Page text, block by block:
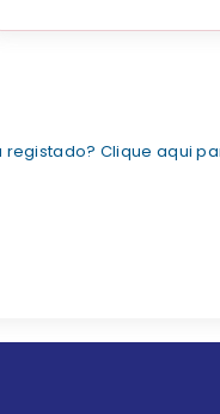
registado? Clique aqui